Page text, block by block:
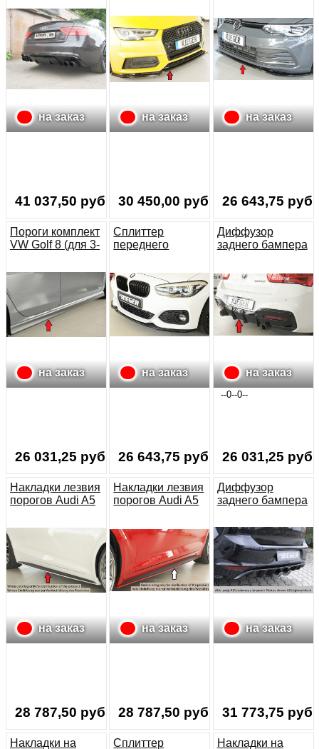
рестайлинг
на заказ
41 037,50 руб.
B9 S-Line
дорестайлинг
на заказ
30 450,00 руб.
глянцевый)
на заказ
26 643,75 руб.
Пороги комплект
VW Golf 8 (для 3-
на заказ
26 031,25 руб.
Сплиттер
переднего
F20 M-Pack
рестайлинг
на заказ
26 643,75 руб.
Диффузор
заднего бампера
глянец
на заказ
--0--0--
26 031,25 руб.
Накладки лезвия
порогов Audi A5
купе+кабрио
на заказ
28 787,50 руб.
Накладки лезвия
порогов Audi A5
на заказ
28 787,50 руб.
Диффузор
заднего бампера
(выхлоп 90 мм)
на заказ
31 773,75 руб.
Накладки на
Сплиттер
Накладки на